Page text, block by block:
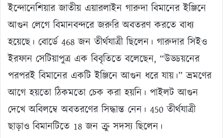
ইন্দোনেশিয়ার জাতীয় এয়ারলাইন গারুদা বিমানের ইঞ্জিনে
আগুন লেগে বিমানবন্দরে জরুরি অবতরণ করতে বাধ্য
হয়েছে। বোর্ডে 468 জন তীর্থযাত্রী ছিলেন। গারুদার সিইও
ইরফান সেটিয়াপুত্র এক বিবৃতিতে বলেছেন, “উড্ডয়নের
পরপরই বিমানের একটি ইঞ্জিনে আগুন ধরে যায়।” ভ্রমণের
আগে হয়তো ঠিকমতো চেক করা হয়নি। পাইলট আগুন
দেখে অবিলম্বে অবতরণের সিদ্ধান্ত নেন। 450 তীর্থযাত্রী
ছাড়াও বিমানটিতে 18 জন ক্রু সদস্য ছিলেন।